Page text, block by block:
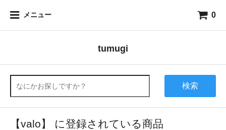
メニュー 0
tumugi
検索
【valo】 に登録されている商品